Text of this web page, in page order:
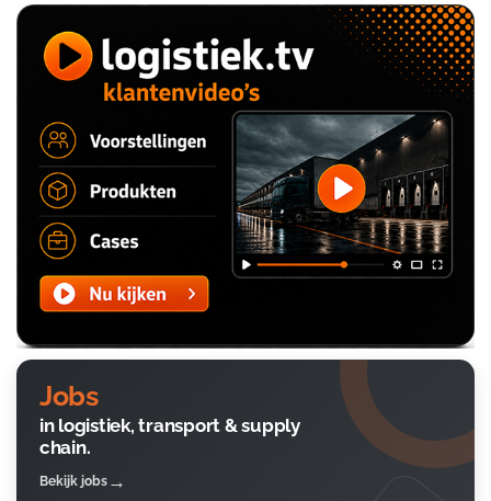
Jobs
in logistiek, transport & supply
chain.
Bekijk jobs